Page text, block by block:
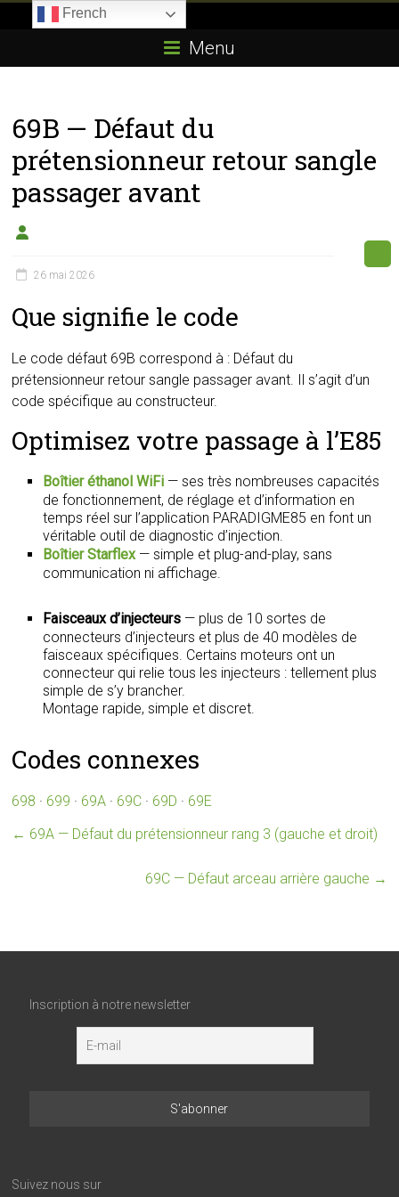
E85.com
passion
boîtier
éthanol
Menu
69B — Défaut du
prétensionneur retour sangle
passager avant
26 mai 2026
Que signifie le code
Le code défaut 69B correspond à : Défaut du
prétensionneur retour sangle passager avant. Il s’agit d’un
code spécifique au constructeur.
Optimisez votre passage à l’E85
Boîtier éthanol WiFi — ses très nombreuses capacités
de fonctionnement, de réglage et d’information en
temps réel sur l’application PARADIGME85 en font un
véritable outil de diagnostic d’injection.
Boîtier Starflex— simple et plug-and-play, sans
communication ni affichage.
Faisceaux d’injecteurs — plus de 10 sortes de
connecteurs d’injecteurs et plus de 40 modèles de
faisceaux spécifiques. Certains moteurs ont un
connecteur qui relie tous les injecteurs : tellement plus
simple de s’y brancher.
Montage rapide, simple et discret.
Codes connexes
698 · 699 · 69A · 69C · 69D · 69E
← 69A — Défaut du prétensionneur rang 3 (gauche et droit)
69C — Défaut arceau arrière gauche →
Inscription à notre newsletter
Suivez nous sur
French